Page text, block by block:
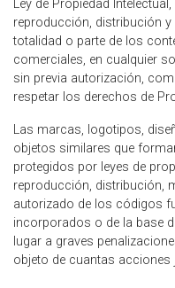
Ley de Propiedad
reproducción, distribución
totalidad o parte de los
comerciales, en cualquier
sin previa autorización,
respetar los derechos de
Las marcas, logotipos,
objetos similares que
protegidos por leyes de
reproducción, distribución,
autorizado de los códigos
incorporados o de la base
lugar a graves
objeto de cuantas acciones